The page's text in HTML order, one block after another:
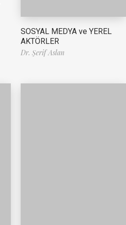
SOSYAL MEDYA ve YEREL
AKTÖRLER
Dr. Şerif Aslan